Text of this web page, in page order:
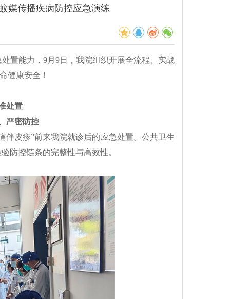
媒传播疾病防控应急演练
置能力，9月9日，我院组织开展全流程、实战
健康安全！
处置
严密防控
伴皮疹”前来我院就诊后的应急处置。公共卫生
防控链条的完整性与高效性。